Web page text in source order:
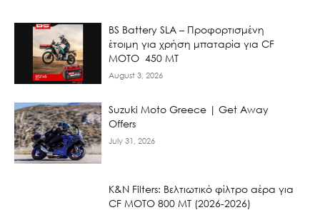
BS Battery SLA – Προφορτισμένη
έτοιμη για χρήση μπαταρία για CF
MOTO 450 MT
August 3, 2026
Suzuki Moto Greece | Get Away
Offers
July 31, 2026
K&N Filters: Βελτιωτικό φίλτρο αέρα για
CF ΜΟΤΟ 800 ΜΤ (2026-2026)